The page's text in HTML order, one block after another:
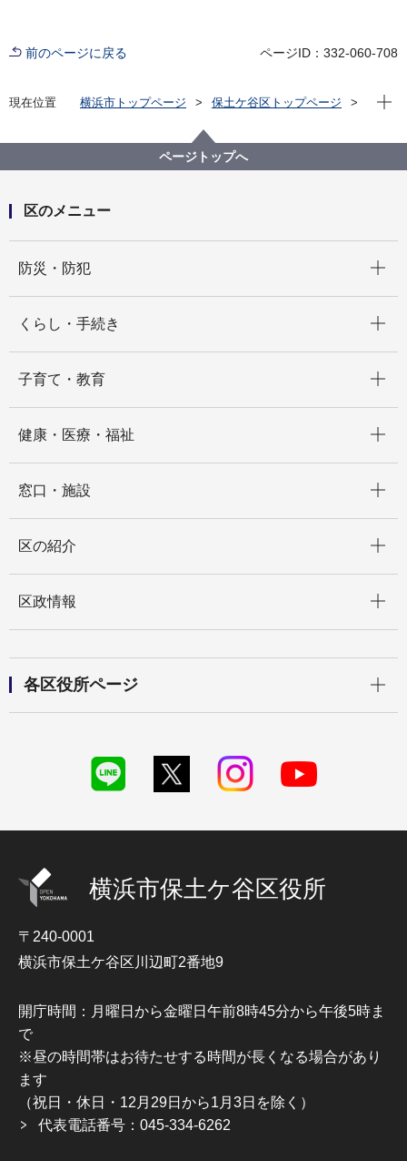
前のページに戻る ページID：332-060-708
現在位置 横浜市トップページ
保土ケ谷区トップページ
現在
ページトップへ
区のメニュー
防災・防犯
くらし・手続き
子育て・教育
健康・医療・福祉
窓口・施設
区の紹介
区政情報
各区役所ページ
横浜市保土ケ谷区役所
〒240-0001
横浜市保土ケ谷区川辺町2番地9
開庁時間：月曜日から金曜日午前8時45分から午後5時ま
で
※昼の時間帯はお待たせする時間が長くなる場合があり
ます
（祝日・休日・12月29日から1月3日を除く）
代表電話番号：045-334-6262